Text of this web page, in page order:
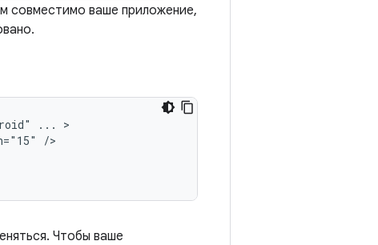
совместимо ваше приложение,
...
Чтобы ваше